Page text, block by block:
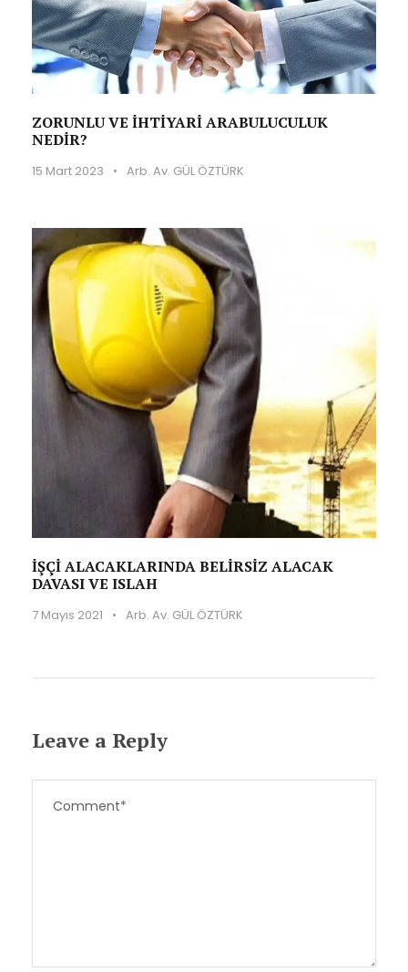
ZORUNLU VE İHTİYARİ ARABULUCULUK
NEDİR?
15 Mart 2023 • Arb. Av. GÜL ÖZTÜRK
İŞÇİ ALACAKLARINDA BELİRSİZ ALACAK
DAVASI VE ISLAH
7 Mayıs 2021 • Arb. Av. GÜL ÖZTÜRK
Leave a Reply